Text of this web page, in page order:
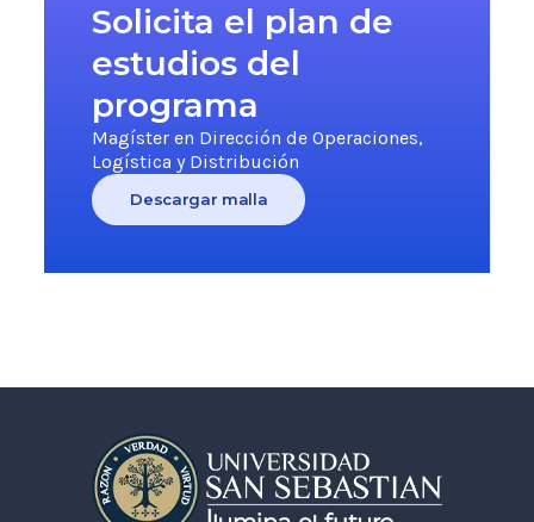
Solicita el plan de
estudios del
programa
Magíster en Dirección de Operaciones,
Logística y Distribución
Descargar malla